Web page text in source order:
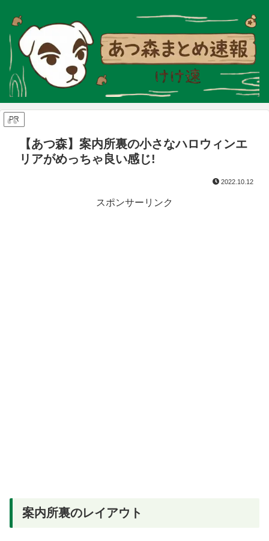
PR
【あつ森】案内所裏の小さなハロウィンエ
リアがめっちゃ良い感じ!
2022.10.12
スポンサーリンク
案内所裏のレイアウト